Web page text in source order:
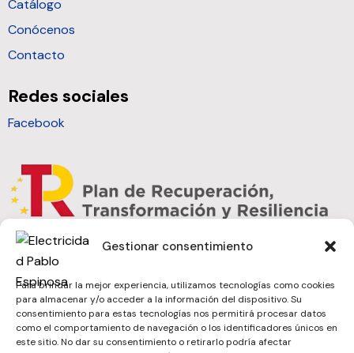
Gestionar consentimiento
Para brindar la mejor experiencia, utilizamos tecnologías como cookies
para almacenar y/o acceder a la información del dispositivo. Su
consentimiento para estas tecnologías nos permitirá procesar datos
como el comportamiento de navegación o los identificadores únicos en
este sitio. No dar su consentimiento o retirarlo podría afectar
Catálogo
Conócenos
Contacto
Redes sociales
Facebook